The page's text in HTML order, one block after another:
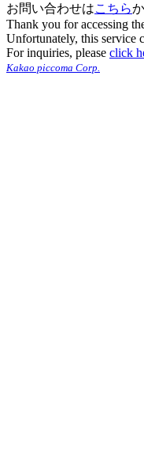
お問い合わせはこちら
Thank you for accessing
Unfortunately, this service
For inquiries, please click
Kakao piccoma Corp.